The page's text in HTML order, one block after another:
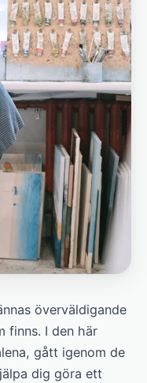
överväldigande
finns. I den här
gått igenom de
dig göra ett